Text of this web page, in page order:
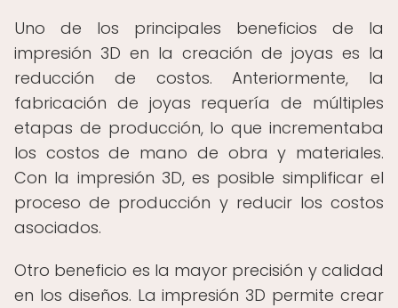
Uno de los principales beneficios de la
impresión 3D en la creación de joyas es la
reducción de costos. Anteriormente, la
fabricación de joyas requería de múltiples
etapas de producción, lo que incrementaba
los costos de mano de obra y materiales.
Con la impresión 3D, es posible simplificar el
proceso de producción y reducir los costos
asociados.
Otro beneficio es la mayor precisión y calidad
en los diseños. La impresión 3D permite crear